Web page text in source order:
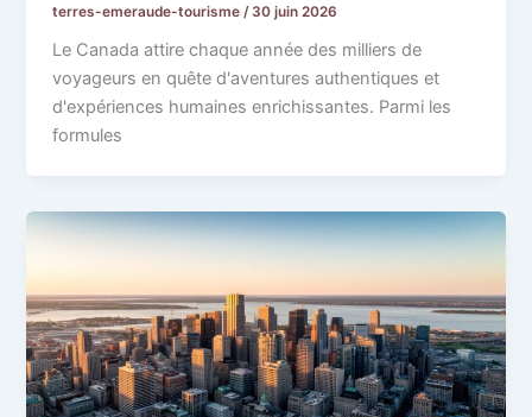
terres-emeraude-tourisme / 30 juin 2026
Le Canada attire chaque année des milliers de
voyageurs en quête d'aventures authentiques et
d'expériences humaines enrichissantes. Parmi les
formules